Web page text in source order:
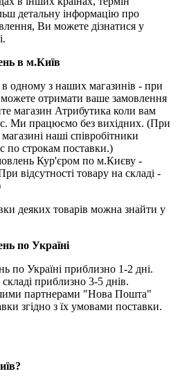
детальну інформацію про
Ви можете дізнатися у
в м.Київ
одному з наших магазинів - при
можете отримати ваше замовлення
магазин Атрибутика коли вам
Ми працюємо без вихідних. (При
наші співробітники
по строкам поставки.)
Кур'єром по м.Києву -
відсутності товару на складі -
деяких товарів можна знайти у
по Україні
по Україні приблизно 1-2 дні.
приблизно 3-5 днів.
партнерами "Нова Пошта"
згідно з їх умовами поставки.
їв?